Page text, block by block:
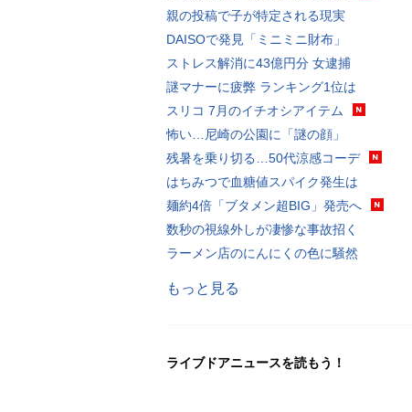
親の投稿で子が特定される現実
DAISOで発見「ミニミニ財布」
ストレス解消に43億円分 女逮捕
謎マナーに疲弊 ランキング1位は
スリコ 7月のイチオシアイテム
怖い…尼崎の公園に「謎の顔」
残暑を乗り切る…50代涼感コーデ
はちみつで血糖値スパイク発生は
麺約4倍「ブタメン超BIG」発売へ
数秒の視線外しが凄惨な事故招く
ラーメン店のにんにくの色に騒然
もっと見る
ライブドアニュースを読もう！